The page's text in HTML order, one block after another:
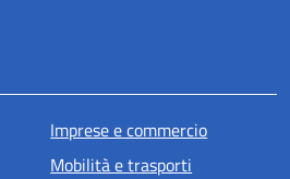
Imprese e commercio
Mobilità e trasporti